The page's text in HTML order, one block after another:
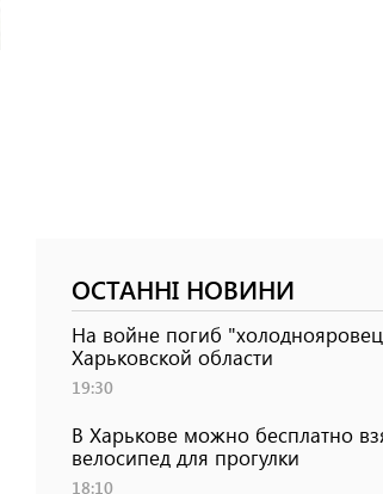
ОСТАННІ НОВИНИ
На войне погиб
Харьковской области
19:30
В Харькове можно бесплатно
велосипед для прогулки
18:10